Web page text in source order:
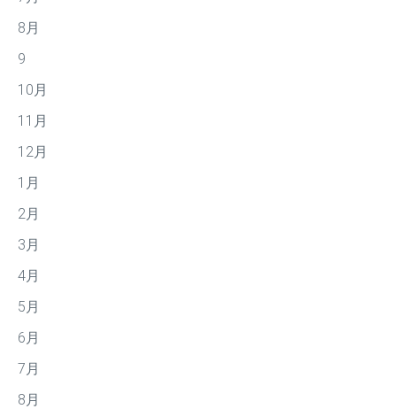
8月
9
10月
11月
12月
1月
2月
3月
4月
5月
6月
7月
8月